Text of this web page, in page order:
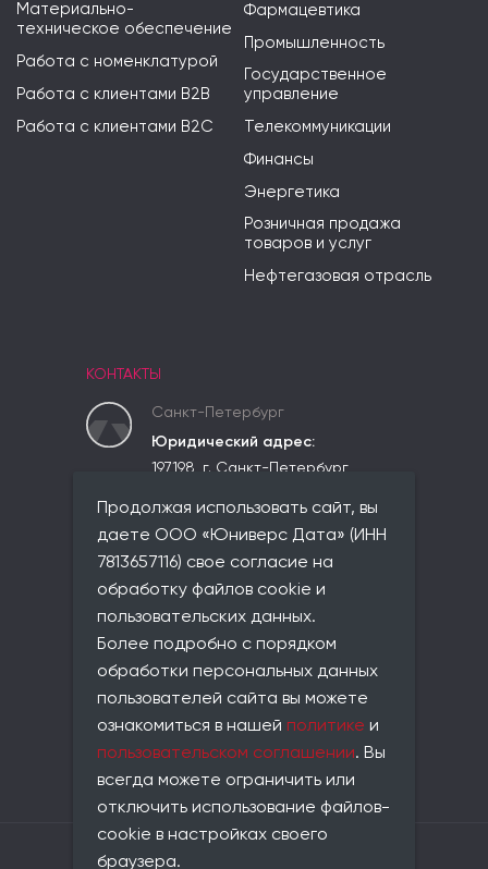
Материально-
техническое обеспечение
Работа с номенклатурой
Работа с клиентами B2B
Работа с клиентами B2C
Фармацевтика
Промышленность
Государственное
управление
Телекоммуникации
Финансы
Энергетика
Розничная продажа
товаров и услуг
Нефтегазовая отрасль
КОНТАКТЫ
Санкт-Петербург
Юридический адрес:
197198, г. Санкт-Петербург,
Чкаловское,
ул. Красного Курсанта, д. 25,
лит. В, пом. 2-Н, ком 523
Фактический адрес:
+7 (812) 677-21-86
Email:
info@universe-data.ru
Документы:
Пользовательское соглашение
Политика конфиденциальности
Владелец сайта: ООО «Юниверс Дата»
Продолжая использовать сайт, вы
даете ООО «Юниверс Дата» (ИНН
7813657116) свое согласие на
обработку файлов cookie и
пользовательских данных.
Более подробно с порядком
обработки персональных данных
пользователей сайта вы можете
ознакомиться в нашей политике и
пользовательском соглашении. Вы
всегда можете ограничить или
отключить использование файлов-
cookie в настройках своего
браузера.